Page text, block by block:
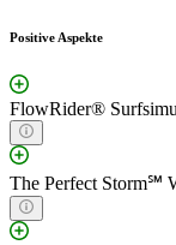
Positive Aspekte
FlowRider®
The Perfect Storm℠